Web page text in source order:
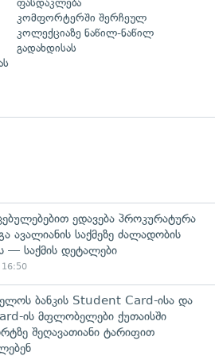
კომფორტერში შერჩეულ
კოლექციაზე ნაწილ-ნაწილ
გადახდისას
ედავება პროკურატურა
ავალიანის საქმეზე ძალადობის
— საქმის დეტალები
16:50
ბანკის Student Card-ისა და
ის მფლობელები ქუთაისში
შეღავათიანი ტარიფით